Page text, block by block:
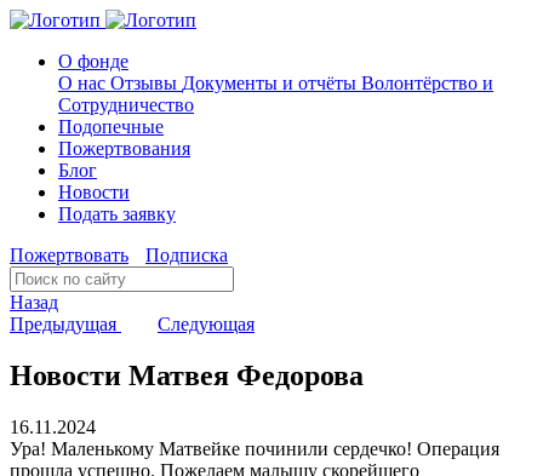
О фонде
О нас Отзывы Документы и отчёты Волонтёрство и
Сотрудничество
Подопечные
Пожертвования
Блог
Новости
Подать заявку
Пожертвовать
Подписка
Назад
Предыдущая
Следующая
Новости Матвея Федорова
16.11.2024
Ура! Маленькому Матвейке починили сердечко! Операция
прошла успешно. Пожелаем малышу скорейшего